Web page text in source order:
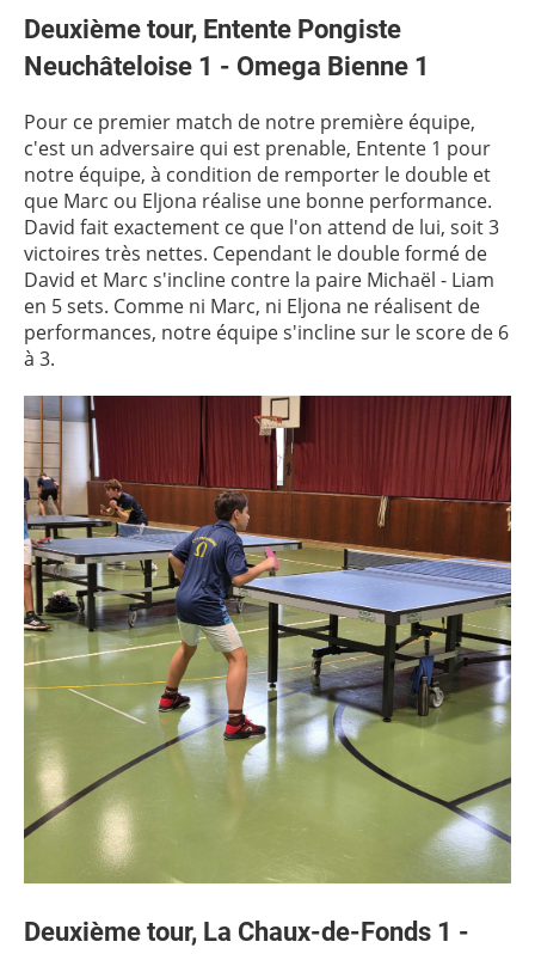
Deuxième tour, Entente Pongiste
Neuchâteloise 1 - Omega Bienne 1
Pour ce premier match de notre première équipe,
c'est un adversaire qui est prenable, Entente 1 pour
notre équipe, à condition de remporter le double et
que Marc ou Eljona réalise une bonne performance.
David fait exactement ce que l'on attend de lui, soit 3
victoires très nettes. Cependant le double formé de
David et Marc s'incline contre la paire Michaël - Liam
en 5 sets. Comme ni Marc, ni Eljona ne réalisent de
performances, notre équipe s'incline sur le score de 6
à 3.
Deuxième tour, La Chaux-de-Fonds 1 -